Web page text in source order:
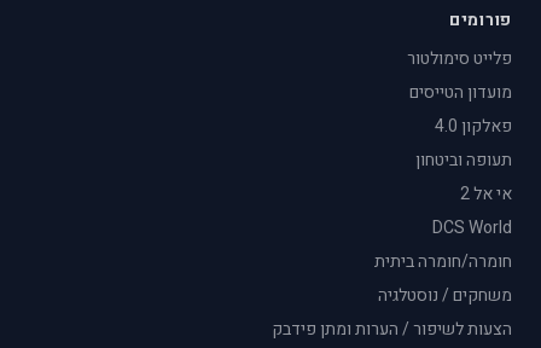
פורומים
פלייט סימולטור
מועדון הטייסים
פאלקון 4.0
תעופה וביטחון
אי אל 2
DCS World
חומרה/חומרה ביתית
משחקים / נוסטלגיה
הצעות לשיפור / הערות ומתן פידבק